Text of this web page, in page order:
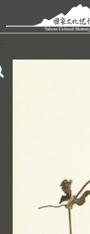
跳到主要內容區塊